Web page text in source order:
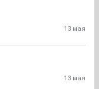
13 мая
13 мая